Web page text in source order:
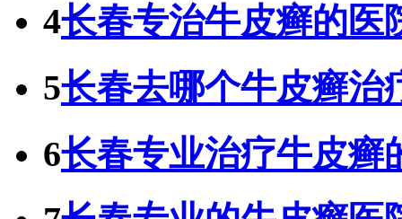
4长春专治牛皮癣的医
5长春去哪个牛皮癣治
6长春专业治疗牛皮癣